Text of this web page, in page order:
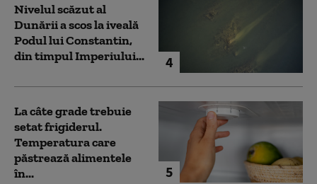
4
Nivelul scăzut al
Dunării a scos la iveală
Podul lui Constantin,
din timpul Imperiului...
5
La câte grade trebuie
setat frigiderul.
Temperatura care
păstrează alimentele
în...